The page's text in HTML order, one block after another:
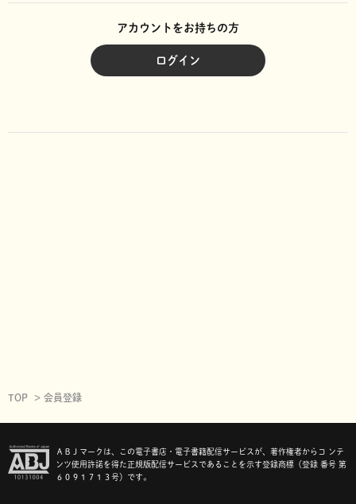
アカウントをお持ちの方
ログイン
TOP 会員登録
ＡＢＪマークは、この電子書店・電子書籍配信サービスが、著作権者からコ ンテ
ンツ使用許諾を得た正規版配信サービスであることを示す登録商標（登録 番号 第
６０９１７１３号）です。